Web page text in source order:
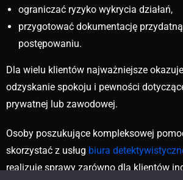
ograniczać ryzyko wykrycia działań,
przygotować dokumentację
postępowaniu.
Dla wielu klientów najważniejsze
odzyskanie spokoju i pewności
prywatnej lub zawodowej.
Osoby poszukujące kompleksowej
skorzystać z usług biura
realizuje sprawy zarówno dla klientów